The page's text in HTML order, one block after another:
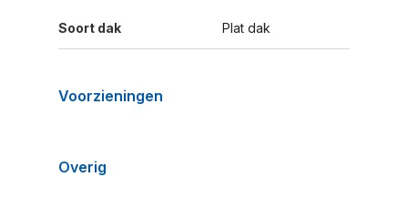
Soort dak Plat dak
Voorzieningen
Overig